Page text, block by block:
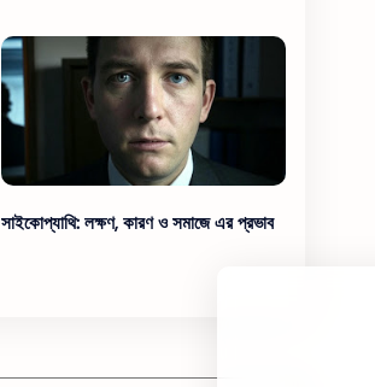
সাইকোপ্যাথি: লক্ষণ, কারণ ও সমাজে এর প্রভাব